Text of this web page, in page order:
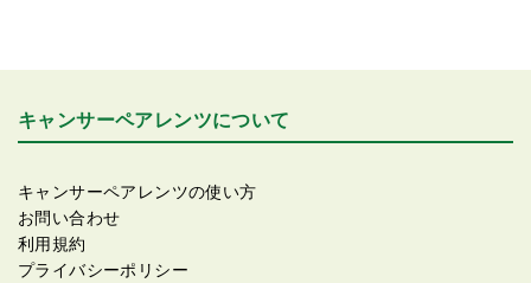
キャンサーペアレンツについて
キャンサーペアレンツの使い方
お問い合わせ
利用規約
プライバシーポリシー